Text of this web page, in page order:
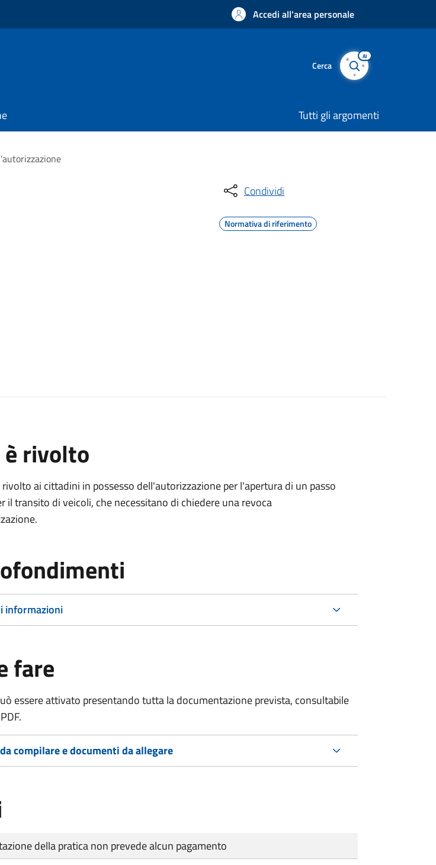
Accedi all'area personale
Cerca
AI
Tutti gli argomenti
Condividi
Normativa di riferimento
è rivolto
rivolto ai cittadini in possesso dell'autorizzazione per l'apertura di un passo
il transito di veicoli, che necessitano di chiedere una revoca
informazioni
fare
essere attivato presentando tutta la documentazione prevista, consultabile
compilare e documenti da allegare
della pratica non prevede alcun pagamento